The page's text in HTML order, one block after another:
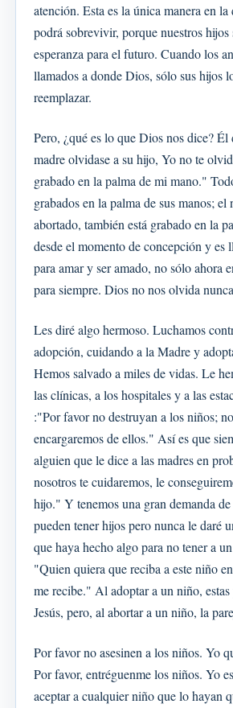
atención. Esta es la única manera en la
podrá sobrevivir, porque nuestros hijos
esperanza para el futuro. Cuando los
llamados a donde Dios, sólo sus hijos
reemplazar.
Pero, ¿qué es lo que Dios nos dice?
madre olvidase a su hijo, Yo no te
grabado en la palma de mi mano."
grabados en la palma de sus manos; el
abortado, también está grabado en la
desde el momento de concepción y es
para amar y ser amado, no sólo ahora
para siempre. Dios no nos olvida
Les diré algo hermoso. Luchamos
adopción, cuidando a la Madre y
Hemos salvado a miles de vidas. Le
las clínicas, a los hospitales y a las
:"Por favor no destruyan a los niños;
encargaremos de ellos." Así es que
alguien que le dice a las madres en
nosotros te cuidaremos, le
hijo." Y tenemos una gran demanda
pueden tener hijos pero nunca le daré
que haya hecho algo para no tener a
"Quien quiera que reciba a este niño
me recibe." Al adoptar a un niño, estas
Jesús, pero, al abortar a un niño, la
Por favor no asesinen a los niños. Yo
Por favor, entréguenme los niños. Yo
aceptar a cualquier niño que lo hayan